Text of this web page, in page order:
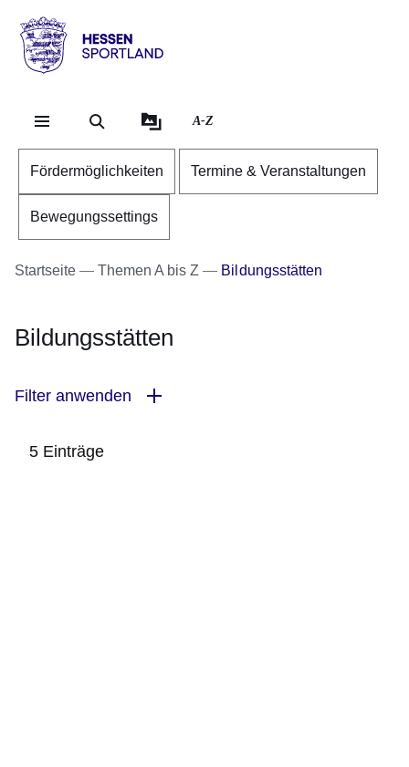
Hessen
Sportland
A-Z
Fördermöglichkeiten Termine & Veranstaltungen
Bewegungssettings
Startseite Themen A bis Z Bildungsstätten
Bildungsstätten
Filter anwenden
5 Einträge